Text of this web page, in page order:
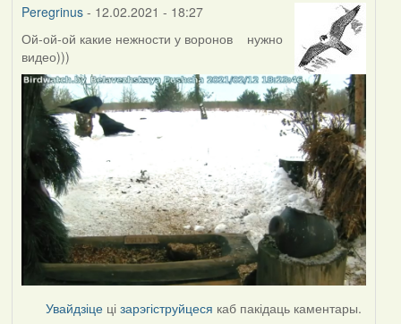
Peregrinus- 12.02.2021 - 18:27
Ой-ой-ой какие нежности у воронов нужно
видео)))
Увайдзіце цізарэгіструйцеся каб пакідаць каментары.